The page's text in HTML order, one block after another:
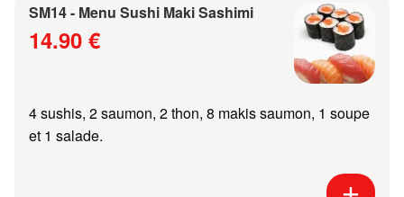
SM14 - Menu Sushi Maki Sashimi
14.90 €
4 sushis, 2 saumon, 2 thon, 8 makis saumon, 1 soupe
et 1 salade.